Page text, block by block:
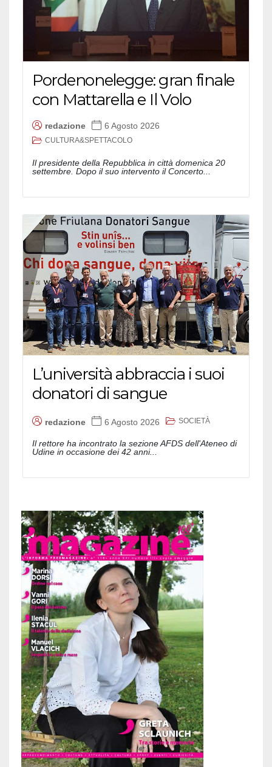
Pordenonelegge: gran finale
con Mattarella e Il Volo
redazione 6 Agosto 2026
CULTURA&SPETTACOLO
Il presidente della Repubblica in città domenica 20
settembre. Dopo il suo intervento il Concerto...
L’università abbraccia i suoi
donatori di sangue
redazione 6 Agosto 2026 SOCIETÀ
Il rettore ha incontrato la sezione AFDS dell'Ateneo di
Udine in occasione dei 42 anni...